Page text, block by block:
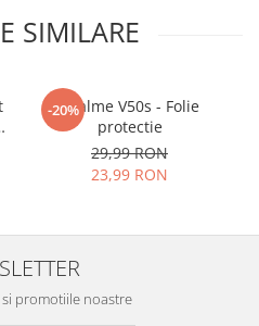
ecranul!
9H la
si un aspect
pe timp
normala si
a
SIMILARE
-20%
Realme V50s - Folie
protectie
29,99 RON
23,99 RON
promotiile noastre